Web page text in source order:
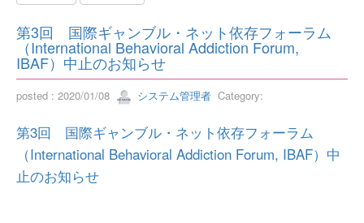
第3回 国際ギャンブル・ネット依存フォーラム
（International Behavioral Addiction Forum,
IBAF）中止のお知らせ
posted : 2020/01/08 システム管理者 Category:
第3回 国際ギャンブル・ネット依存フォーラム
（International Behavioral Addiction Forum, IBAF）中
止のお知らせ